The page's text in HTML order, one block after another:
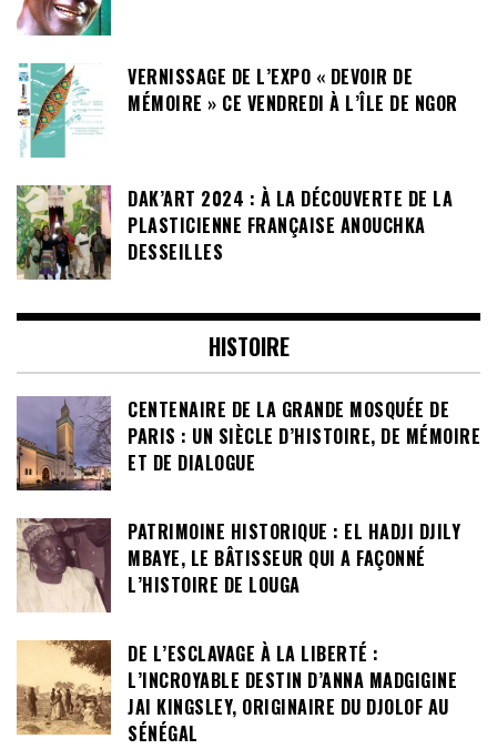
VERNISSAGE DE L’EXPO « DEVOIR DE
MÉMOIRE » CE VENDREDI À L’ÎLE DE NGOR
DAK’ART 2024 : À LA DÉCOUVERTE DE LA
PLASTICIENNE FRANÇAISE ANOUCHKA
DESSEILLES
HISTOIRE
CENTENAIRE DE LA GRANDE MOSQUÉE DE
PARIS : UN SIÈCLE D’HISTOIRE, DE MÉMOIRE
ET DE DIALOGUE
PATRIMOINE HISTORIQUE : EL HADJI DJILY
MBAYE, LE BÂTISSEUR QUI A FAÇONNÉ
L’HISTOIRE DE LOUGA
DE L’ESCLAVAGE À LA LIBERTÉ :
L’INCROYABLE DESTIN D’ANNA MADGIGINE
JAI KINGSLEY, ORIGINAIRE DU DJOLOF AU
SÉNÉGAL